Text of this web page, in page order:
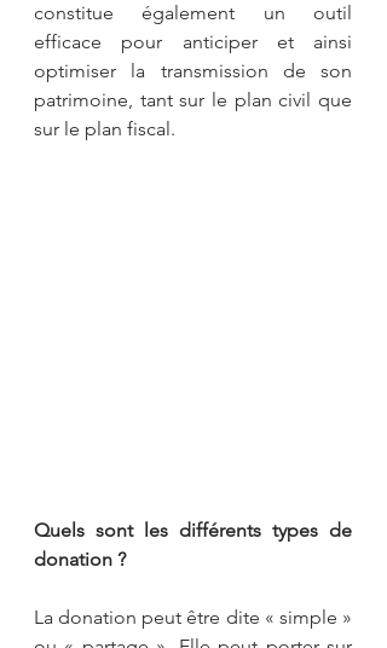
constitue également un outil
efficace pour anticiper et ainsi
optimiser la transmission de son
patrimoine, tant sur le plan civil que
sur le plan fiscal.
Quels sont les différents types de
donation ?
La donation peut être dite « simple »